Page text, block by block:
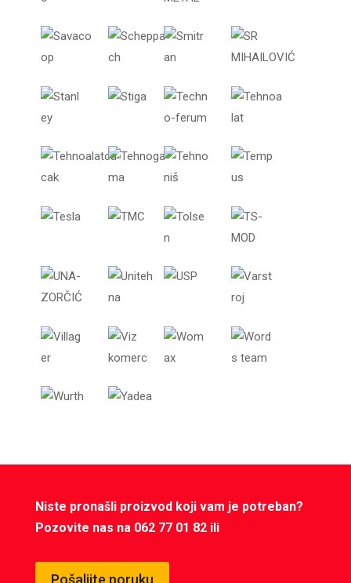
Niste pronašli proizvod koji vam je potreban?
Pozovite nas na 062 77 01 82 ili
Pošaljite poruku